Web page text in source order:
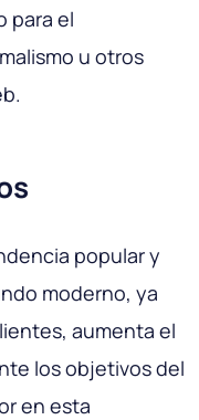
para el
u otros
popular y
moderno, ya
aumenta el
los objetivos del
en esta